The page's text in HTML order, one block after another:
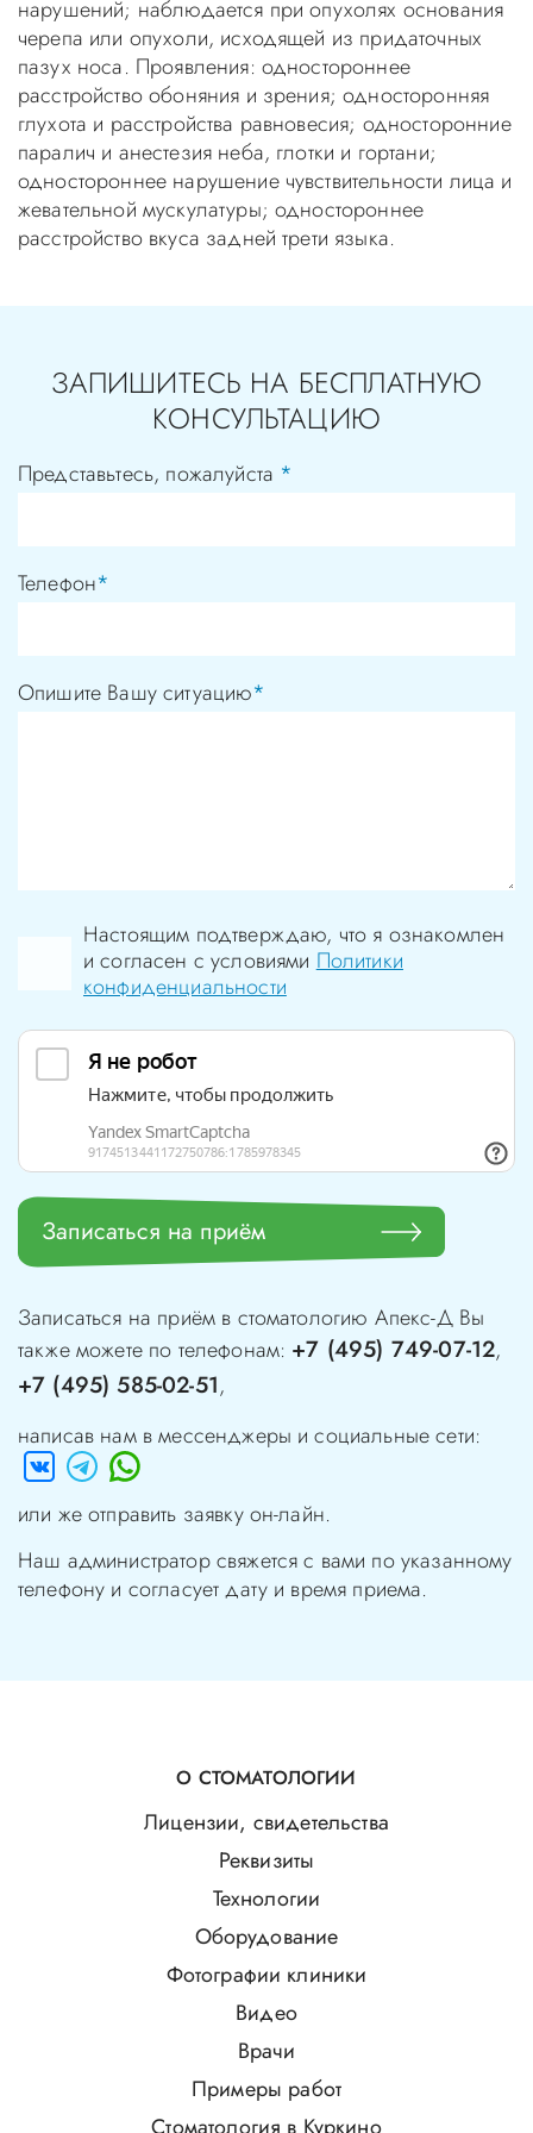
нарушений; наблюдается при опухолях основания
черепа или опухоли, исходящей из придаточных
пазух носа. Проявления: одностороннее
расстройство обоняния и зрения; односторонняя
глухота и расстройства равновесия; односторонние
паралич и анестезия неба, глотки и гортани;
одностороннее нарушение чувствительности лица и
жевательной мускулатуры; одностороннее
расстройство вкуса задней трети языка.
ЗАПИШИТЕСЬ НА БЕСПЛАТНУЮ
КОНСУЛЬТАЦИЮ
Представьтесь, пожалуйста *
Телефон*
Опишите Вашу ситуацию*
Настоящим подтверждаю, что я ознакомлен
и согласен с условиямиПолитики
конфиденциальности
Записаться на приём
Записаться на приём в стоматологию Апекс-ДВы
также можете по телефонам: +7 (495) 749-07-12,
+7 (495) 585-02-51,
написав нам в мессенджеры и социальные сети:
или же отправить заявку он-лайн.
Наш администратор свяжется с вами по указанному
телефону и согласует дату и время приема.
О СТОМАТОЛОГИИ
Лицензии, свидетельства
Реквизиты
Технологии
Оборудование
Фотографии клиники
Видео
Врачи
Примеры работ